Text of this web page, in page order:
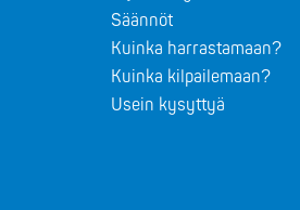
Säännöt
Kuinka harrastamaan?
Kuinka kilpailemaan?
Usein kysyttyä